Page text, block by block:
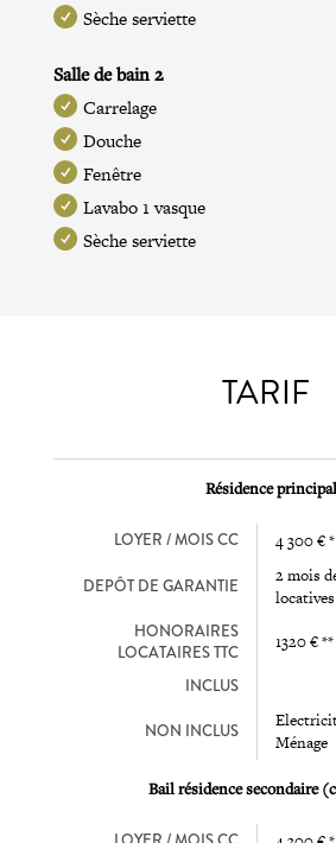
Sèche serviette
Salle de bain 2
Carrelage
Douche
Fenêtre
Lavabo 1 vasque
Sèche serviette
TARIF
Résidence
LOYER / MOIS CC 4 300 € *
DEPÔT DE GARANTIE
2 mois
locatives
HONORAIRES
LOCATAIRES TTC
1320 € **
INCLUS
NON INCLUS
Ménage
Bail résidence secondaire